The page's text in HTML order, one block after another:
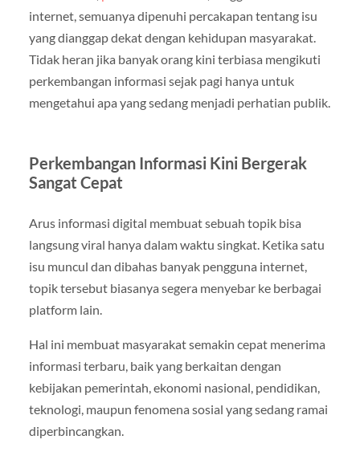
internet, semuanya dipenuhi percakapan tentang isu
yang dianggap dekat dengan kehidupan masyarakat.
Tidak heran jika banyak orang kini terbiasa mengikuti
perkembangan informasi sejak pagi hanya untuk
mengetahui apa yang sedang menjadi perhatian publik.
Perkembangan Informasi Kini Bergerak
Sangat Cepat
Arus informasi digital membuat sebuah topik bisa
langsung viral hanya dalam waktu singkat. Ketika satu
isu muncul dan dibahas banyak pengguna internet,
topik tersebut biasanya segera menyebar ke berbagai
platform lain.
Hal ini membuat masyarakat semakin cepat menerima
informasi terbaru, baik yang berkaitan dengan
kebijakan pemerintah, ekonomi nasional, pendidikan,
teknologi, maupun fenomena sosial yang sedang ramai
diperbincangkan.